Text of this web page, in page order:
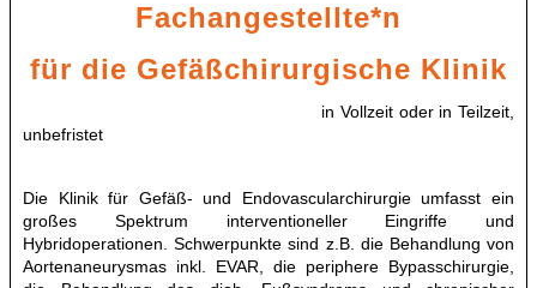
Fachangestellte*n
für die Gefäßchirurgische Klinik
in Vollzeit oder in Teilzeit,
unbefristet
Die Klinik für Gefäß- und Endovascularchirurgie umfasst ein
großes Spektrum interventioneller Eingriffe und
Hybridoperationen. Schwerpunkte sind z.B. die Behandlung von
Aortenaneurysmas inkl. EVAR, die periphere Bypasschirurgie,